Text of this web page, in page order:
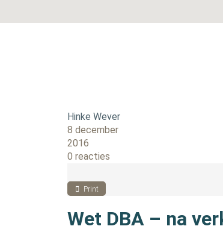
Hinke Wever
8 december
2016
0 reacties
Print
Wet DBA – na